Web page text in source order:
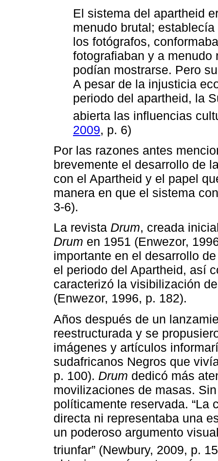
El sistema del apartheid
menudo brutal;
los fotógrafos,
fotografiaban y a
podían mostrarse. Pero
A pesar de la injusticia
periodo del apartheid, la
abierta las influencias
2009, p. 6)
Por las razones antes
brevemente el desarrollo de
con el Apartheid y el papel
manera en que el sistema
3-6).
La revista Drum, creada
Drum en 1951 (Enwezor,
importante en el desarrollo
el periodo del Apartheid, así
caracterizó la visibilización
(Enwezor, 1996, p. 182).
Años después de un
reestructurada y se
imágenes y artículos
sudafricanos Negros que
p. 100). Drum dedicó más
movilizaciones de masas.
políticamente reservada. “La
directa ni representaba una
un poderoso argumento
triunfar” (Newbury, 2009, p.